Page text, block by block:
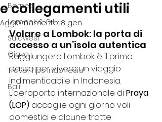
Borneo
Lombok & Gili
Sulawesi
Giava
Travel Tips Indonesia
Bali
e collegamenti utili
Aggiornamento: 8 gen
Volare a Lombok: la porta di
accesso a un’isola autentica
Raggiungere Lombok è il primo
passo per vivere un viaggio
indimenticabile in Indonesia.
L’aeroporto internazionale di Praya
(LOP) accoglie ogni giorno voli
domestici e alcune tratte